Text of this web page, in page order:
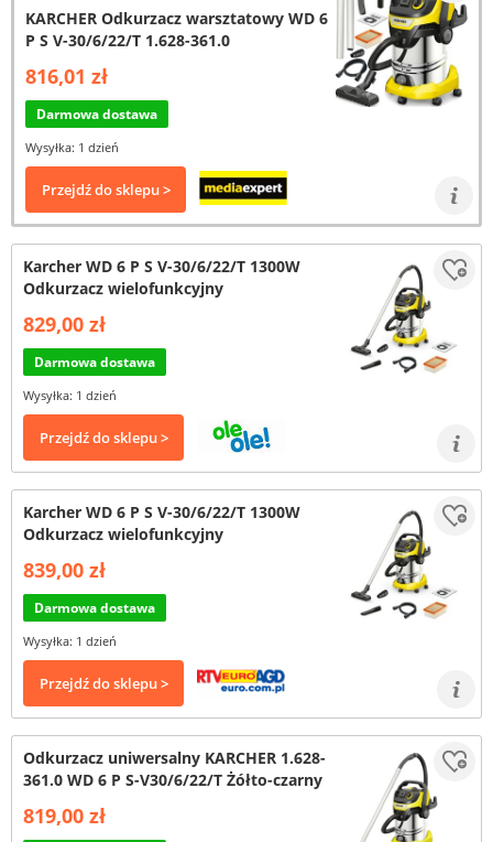
KARCHER Odkurzacz warsztatowy WD 6
P S V-30/6/22/T 1.628-361.0
816,01 zł
Darmowa dostawa
Wysyłka: 1 dzień
Przejdź do sklepu >
Karcher WD 6 P S V-30/6/22/T 1300W
Odkurzacz wielofunkcyjny
829,00 zł
Darmowa dostawa
Wysyłka: 1 dzień
Przejdź do sklepu >
Karcher WD 6 P S V-30/6/22/T 1300W
Odkurzacz wielofunkcyjny
839,00 zł
Darmowa dostawa
Wysyłka: 1 dzień
Przejdź do sklepu >
Odkurzacz uniwersalny KARCHER 1.628-
361.0 WD 6 P S-V30/6/22/T Żółto-czarny
819,00 zł